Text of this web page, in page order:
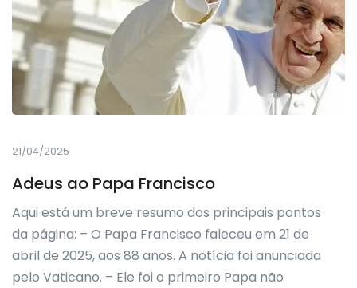
21/04/2025
Adeus ao Papa Francisco
Aqui está um breve resumo dos principais pontos
da página: – O Papa Francisco faleceu em 21 de
abril de 2025, aos 88 anos. A notícia foi anunciada
pelo Vaticano. – Ele foi o primeiro Papa não